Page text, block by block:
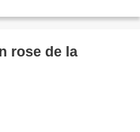
rose de la